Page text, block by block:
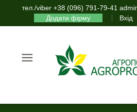
тел./viber +38 (096) 791-79-41
Додати фірму
Вхід